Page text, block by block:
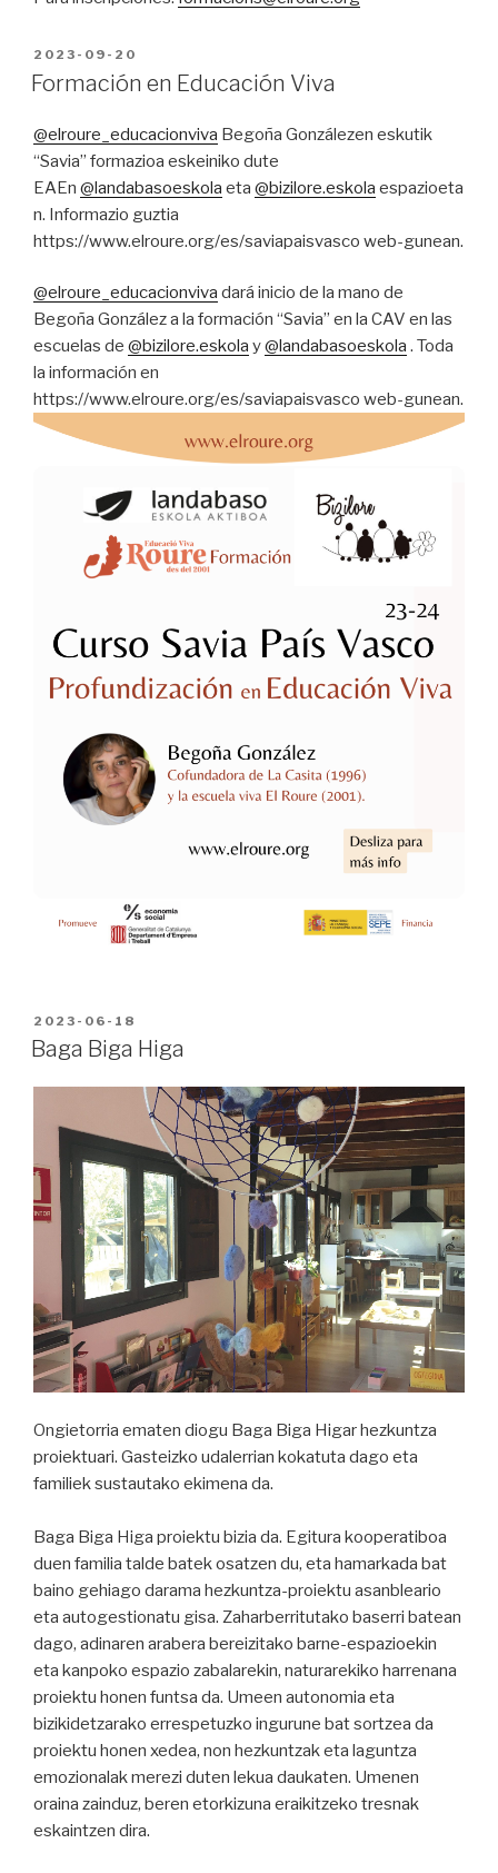
PUBLICADO
EN
2023-09-20
Formación en Educación Viva
@elroure_educacionviva Begoña Gonzálezen eskutik
“Savia” formazioa eskeiniko dute
EAEn @landabasoeskola eta @bizilore.eskola espazioeta
n. Informazio guztia
https://www.elroure.org/es/saviapaisvasco web-gunean.
@elroure_educacionviva dará inicio de la mano de
Begoña González a la formación “Savia” en la CAV en las
escuelas de @bizilore.eskola y@landabasoeskola . Toda
la información en
https://www.elroure.org/es/saviapaisvasco web-gunean.
PUBLICADO
EN
2023-06-18
Baga Biga Higa
Ongietorria ematen diogu Baga Biga Higar hezkuntza
proiektuari. Gasteizko udalerrian kokatuta dago eta
familiek sustautako ekimena da.
Baga Biga Higa proiektu bizia da. Egitura kooperatiboa
duen familia talde batek osatzen du, eta hamarkada bat
baino gehiago darama hezkuntza-proiektu asanbleario
eta autogestionatu gisa. Zaharberritutako baserri batean
dago, adinaren arabera bereizitako barne-espazioekin
eta kanpoko espazio zabalarekin, naturarekiko harrenana
proiektu honen funtsa da. Umeen autonomia eta
bizikidetzarako errespetuzko ingurune bat sortzea da
proiektu honen xedea, non hezkuntzak eta laguntza
emozionalak merezi duten lekua daukaten. Umenen
oraina zainduz, beren etorkizuna eraikitzeko tresnak
eskaintzen dira.